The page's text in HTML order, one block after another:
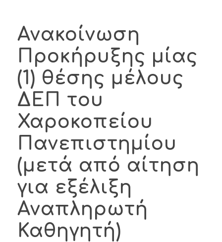
Ανακοίνωση
Προκήρυξης μίας
(1) θέσης μέλους
ΔΕΠ του
Χαροκοπείου
Πανεπιστημίου
(μετά από αίτηση
για εξέλιξη
Αναπληρωτή
Καθηγητή)